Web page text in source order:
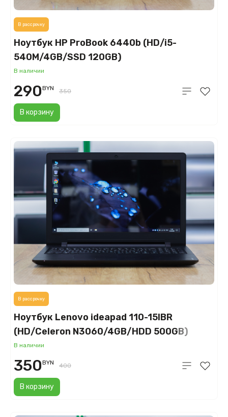
Ноутбук HP ProBook 6440b (HD/i5-
540M/4GB/SSD 120GB)
В наличии
В корзину
В рассрочку
290BYN 350
Ноутбук Lenovo ideapad 110-15IBR
(HD/Celeron N3060/4GB/HDD 500GB)
В наличии
В корзину
В рассрочку
350BYN 400